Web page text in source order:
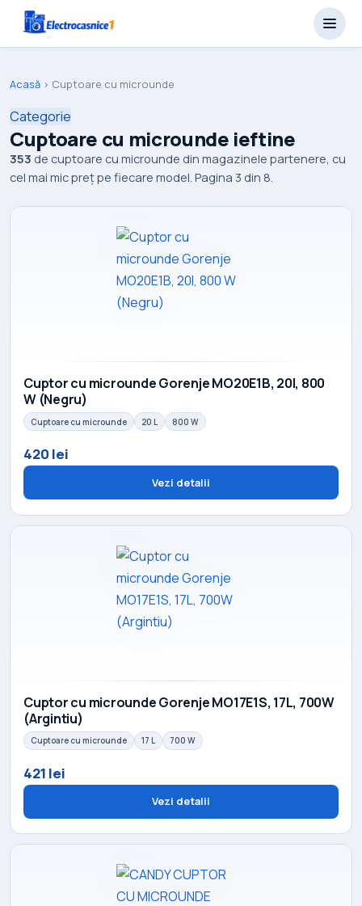
Acasă › Cuptoare cu microunde
Categorie
Cuptoare cu microunde ieftine
353 de cuptoare cu microunde din magazinele partenere, cu
cel mai mic preț pe fiecare model. Pagina 3 din 8.
Cuptor cu microunde Gorenje MO20E1B, 20l, 800
W (Negru)
Cuptoare cu microunde 20 L 800 W
420 lei
Vezi detalii
Cuptor cu microunde Gorenje MO17E1S, 17L, 700W
(Argintiu)
Cuptoare cu microunde 17 L 700 W
421 lei
Vezi detalii